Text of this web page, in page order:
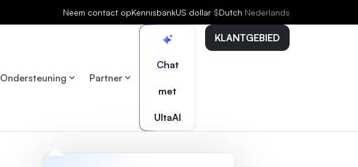
Neem contact opKennisbankUS dollar $Dutch Nederlands
Ondersteuning Partner
Chat
met
UltaAI
KLANTGEBIED